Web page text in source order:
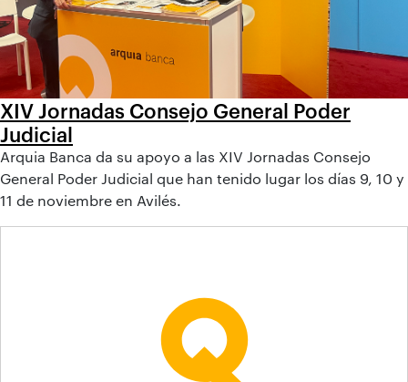
XIV Jornadas Consejo General Poder
Judicial
Arquia Banca da su apoyo a las XIV Jornadas Consejo
General Poder Judicial que han tenido lugar los días 9, 10 y
11 de noviembre en Avilés.